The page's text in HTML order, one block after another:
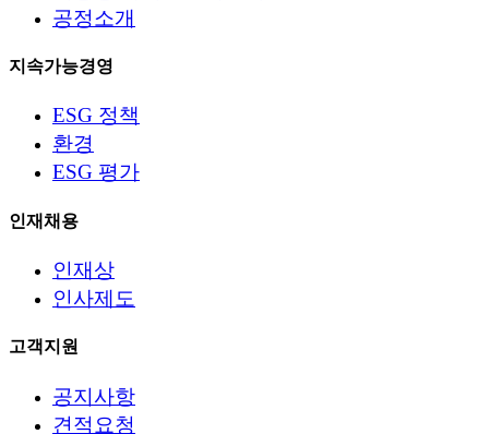
공정소개
지속가능경영
ESG 정책
환경
ESG 평가
인재채용
인재상
인사제도
고객지원
공지사항
견적요청